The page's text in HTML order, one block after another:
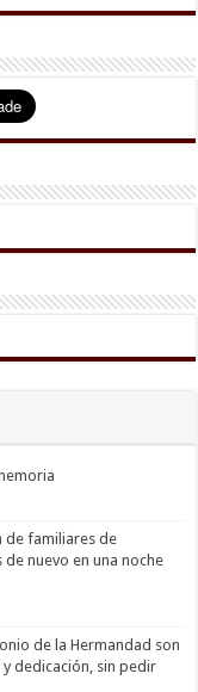
de familiares de
nuevo en una noche
de la Hermandad son
dedicación, sin pedir